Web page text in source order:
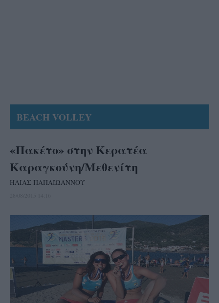
BEACH VOLLEY
«Πακέτο» στην Κερατέα
Καραγκούνη/Μεθενίτη
ΗΛΙΑΣ ΠΑΠΑΪΩΑΝΝΟΥ